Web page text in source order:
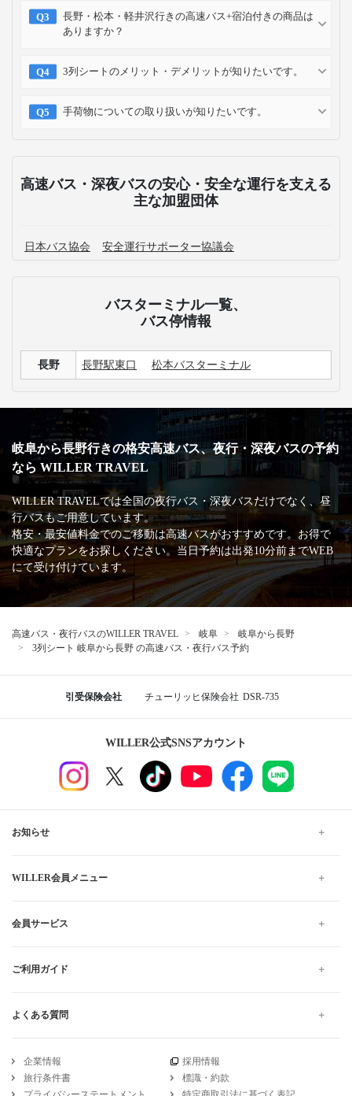
長野・松本・軽井沢行きの高速バス+宿泊付きの商品は
ありますか？
3列シートのメリット・デメリットが知りたいです。
手荷物についての取り扱いが知りたいです。
高速バス・深夜バスの安心・安全な運行を支える
主な加盟団体
日本バス協会 安全運行サポーター協議会
バスターミナル一覧、
バス停情報
長野 長野駅東口 松本バスターミナル
岐阜から長野行きの格安高速バス、夜行・深夜バスの予約
なら WILLER TRAVEL
WILLER TRAVELでは全国の夜行バス・深夜バスだけでなく、昼
行バスもご用意しています。
格安・最安値料金でのご移動は高速バスがおすすめです。お得で
快適なプランをお探しください。当日予約は出発10分前までWEB
にて受け付けています。
高速バス・夜行バスのWILLER TRAVEL 岐阜
岐阜から長野
3列シート 岐阜から長野 の高速バス・夜行バス予約
引受保険会社 チューリッヒ保険会社 DSR-735
WILLER公式SNSアカウント
お知らせ
WILLER会員メニュー
会員サービス
ご利用ガイド
よくある質問
企業情報
採用情報
旅行条件書
標識・約款